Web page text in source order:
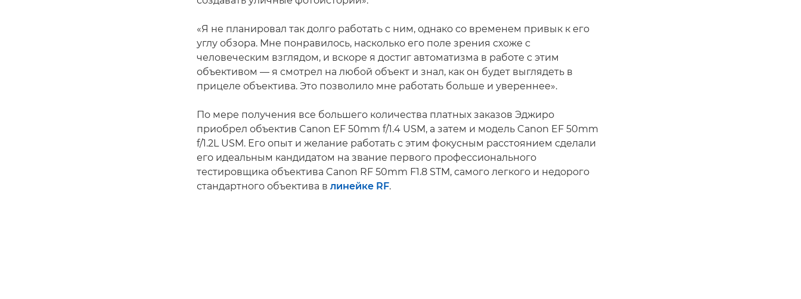
«Я не планировал так долго работать с ним, однако со временем привык к его
углу обзора. Мне понравилось, насколько его поле зрения схоже с
человеческим взглядом, и вскоре я достиг автоматизма в работе с этим
объективом — я смотрел на любой объект и знал, как он будет выглядеть в
прицеле объектива. Это позволило мне работать больше и увереннее».
По мере получения все большего количества платных заказов Эджиро
приобрел объектив Canon EF 50mm f/1.4 USM, а затем и модель Canon EF 50mm
f/1.2L USM. Его опыт и желание работать с этим фокусным расстоянием сделали
его идеальным кандидатом на звание первого профессионального
тестировщика объектива Canon RF 50mm F1.8 STM, самого легкого и недорого
стандартного объектива в линейке RF.